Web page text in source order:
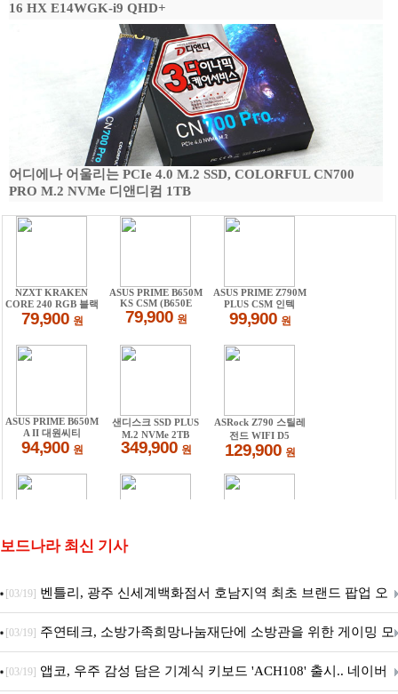
16 HX E14WGK-i9 QHD+
어디에나 어울리는 PCIe 4.0 M.2 SSD, COLORFUL CN700
PRO M.2 NVMe 디앤디컴 1TB
보드나라 최신 기사
[03/19] 벤틀리, 광주 신세계백화점서 호남지역 최초 브랜드 팝업 오
픈
[03/19] 주연테크, 소방가족희망나눔재단에 소방관을 위한 게이밍 모
니터·스마트 펫 침대 기부
[03/19] 앱코, 우주 감성 담은 기계식 키보드 'ACH108' 출시.. 네이버